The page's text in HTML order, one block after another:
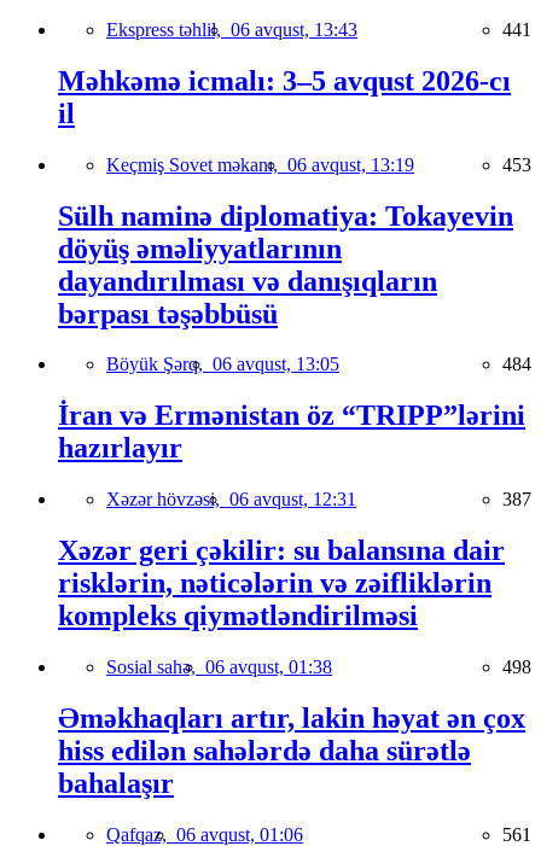
Ekspress təhlil, 06 avqust, 13:43 441
Məhkəmə icmalı: 3–5 avqust 2026-cı
il
Keçmiş Sovet məkanı, 06 avqust, 13:19 453
Sülh naminə diplomatiya: Tokayevin
döyüş əməliyyatlarının
dayandırılması və danışıqların
bərpası təşəbbüsü
Böyük Şərq, 06 avqust, 13:05 484
İran və Ermənistan öz “TRIPP”lərini
hazırlayır
Xəzər hövzəsi, 06 avqust, 12:31 387
Xəzər geri çəkilir: su balansına dair
risklərin, nəticələrin və zəifliklərin
kompleks qiymətləndirilməsi
Sosial sahə, 06 avqust, 01:38 498
Əməkhaqları artır, lakin həyat ən çox
hiss edilən sahələrdə daha sürətlə
bahalaşır
Qafqaz, 06 avqust, 01:06 561